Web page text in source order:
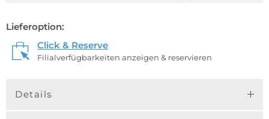
Lieferoption:
Click & Reserve
Filialverfügbarkeiten anzeigen & reservieren
Details